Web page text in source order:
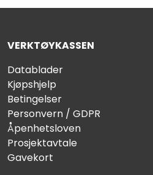
VERKTØYKASSEN
Datablader
Kjøpshjelp
Betingelser
Personvern / GDPR
Åpenhetsloven
Prosjektavtale
Gavekort